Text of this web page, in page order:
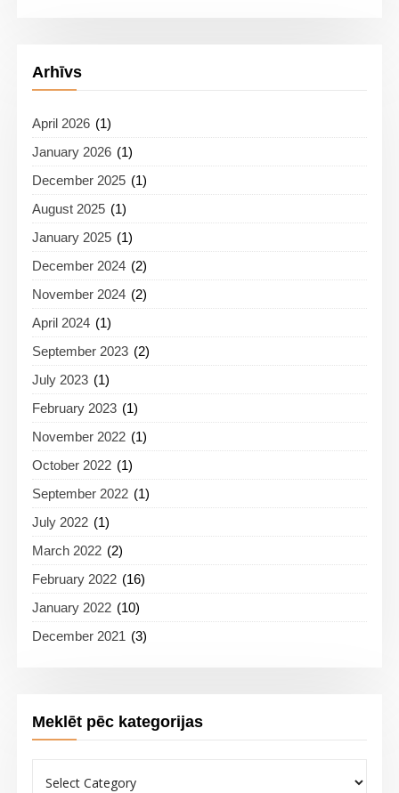
Arhīvs
April 2026 (1)
January 2026 (1)
December 2025 (1)
August 2025 (1)
January 2025 (1)
December 2024 (2)
November 2024 (2)
April 2024 (1)
September 2023 (2)
July 2023 (1)
February 2023 (1)
November 2022 (1)
October 2022 (1)
September 2022 (1)
July 2022 (1)
March 2022 (2)
February 2022 (16)
January 2022 (10)
December 2021 (3)
Meklēt pēc kategorijas
pēc